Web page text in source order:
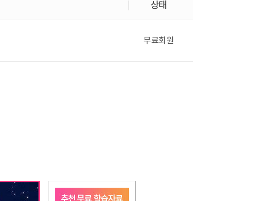
상태
무료회원